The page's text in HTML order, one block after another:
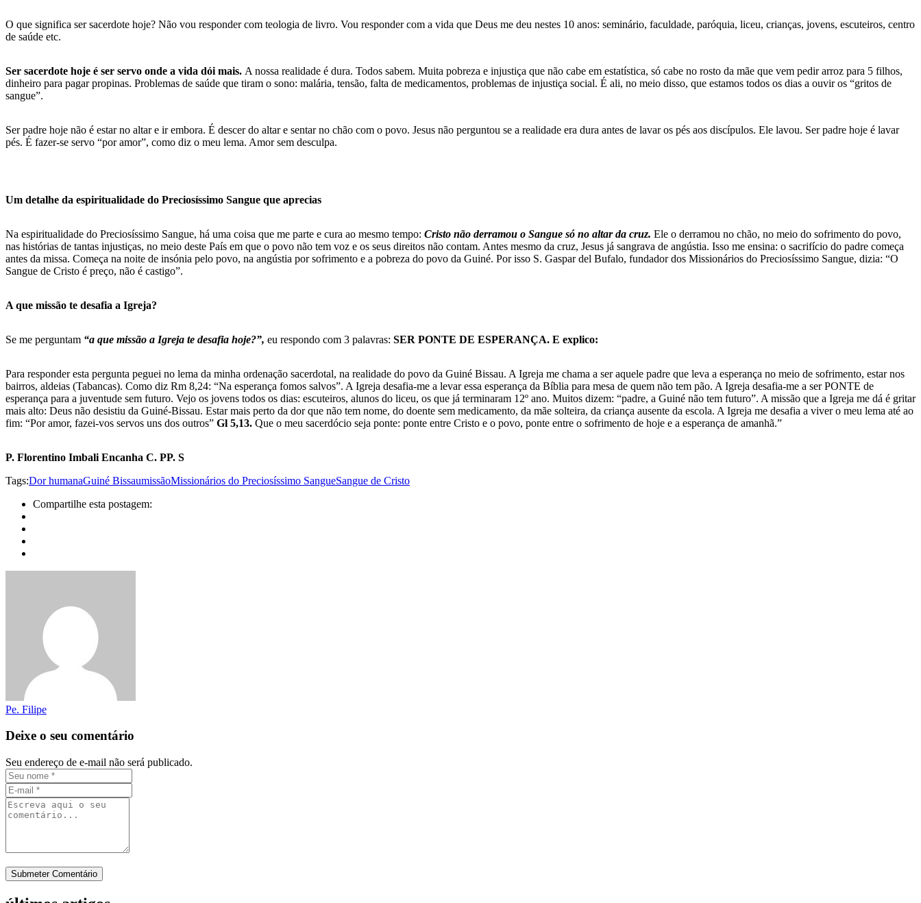
O que significa ser sacerdote hoje? Não vou responder com teologia de livro. Vou responder com a vida que Deus me deu nestes 10 anos: seminário, faculdade, paróquia, liceu, crianças, jovens, escuteiros, centro
de saúde etc.
Ser sacerdote hoje é ser servo onde a vida dói mais. A nossa realidade é dura. Todos sabem. Muita pobreza e injustiça que não cabe em estatística, só cabe no rosto da mãe que vem pedir arroz para 5 filhos,
dinheiro para pagar propinas. Problemas de saúde que tiram o sono: malária, tensão, falta de medicamentos, problemas de injustiça social. É ali, no meio disso, que estamos todos os dias a ouvir os “gritos de
sangue”.
Ser padre hoje não é estar no altar e ir embora. É descer do altar e sentar no chão com o povo. Jesus não perguntou se a realidade era dura antes de lavar os pés aos discípulos. Ele lavou. Ser padre hoje é lavar
pés. É fazer-se servo “por amor”, como diz o meu lema. Amor sem desculpa.
Um detalhe da espiritualidade do Preciosíssimo Sangue que aprecias
Na espiritualidade do Preciosíssimo Sangue, há uma coisa que me parte e cura ao mesmo tempo: Cristo não derramou o Sangue só no altar da cruz. Ele o derramou no chão, no meio do sofrimento do povo,
nas histórias de tantas injustiças, no meio deste País em que o povo não tem voz e os seus direitos não contam. Antes mesmo da cruz, Jesus já sangrava de angústia. Isso me ensina: o sacrifício do padre começa
antes da missa. Começa na noite de insónia pelo povo, na angústia por sofrimento e a pobreza do povo da Guiné. Por isso S. Gaspar del Bufalo, fundador dos Missionários do Preciosíssimo Sangue, dizia: “O
Sangue de Cristo é preço, não é castigo”.
A que missão te desafia a Igreja?
Se me perguntam “a que missão a Igreja te desafia hoje?”, eu respondo com 3 palavras: SER PONTE DE ESPERANÇA. E explico:
Para responder esta pergunta peguei no lema da minha ordenação sacerdotal, na realidade do povo da Guiné Bissau. A Igreja me chama a ser aquele padre que leva a esperança no meio de sofrimento, estar nos
bairros, aldeias (Tabancas). Como diz Rm 8,24: “Na esperança fomos salvos”. A Igreja desafia-me a levar essa esperança da Bíblia para mesa de quem não tem pão. A Igreja desafia-me a ser PONTE de
esperança para a juventude sem futuro. Vejo os jovens todos os dias: escuteiros, alunos do liceu, os que já terminaram 12º ano. Muitos dizem: “padre, a Guiné não tem futuro”. A missão que a Igreja me dá é gritar
mais alto: Deus não desistiu da Guiné-Bissau. Estar mais perto da dor que não tem nome, do doente sem medicamento, da mãe solteira, da criança ausente da escola. A Igreja me desafia a viver o meu lema até ao
fim: “Por amor, fazei-vos servos uns dos outros” Gl 5,13. Que o meu sacerdócio seja ponte: ponte entre Cristo e o povo, ponte entre o sofrimento de hoje e a esperança de amanhã.”
P. Florentino Imbali Encanha C. PP. S
Tags:Dor humanaGuiné BissaumissãoMissionários do Preciosíssimo SangueSangue de Cristo
Compartilhe esta postagem:
Pe. Filipe
Deixe o seu comentário
Seu endereço de e-mail não será publicado.